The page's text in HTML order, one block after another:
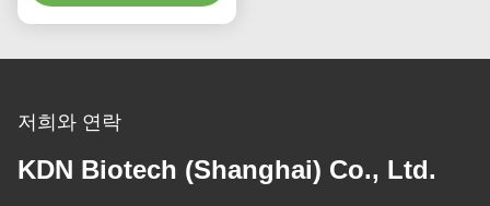
저희와 연락
KDN Biotech (Shanghai) Co., Ltd.